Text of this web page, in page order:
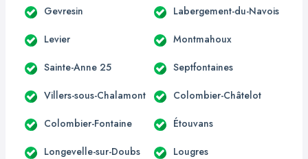
Gevresin Labergement-du-Navois
Levier Montmahoux
Sainte-Anne 25 Septfontaines
Villers-sous-Chalamont Colombier-Châtelot
Colombier-Fontaine Étouvans
Longevelle-sur-Doubs Lougres